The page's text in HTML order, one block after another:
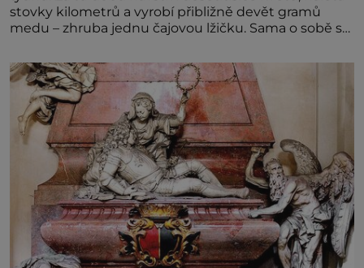
stovky kilometrů a vyrobí přibližně devět gramů
medu – zhruba jednu čajovou lžičku. Sama o sobě se
dalšími desítkami tisíc příslušnic svého včelstva,
vznikne jeden z nejdokonalejších organismů